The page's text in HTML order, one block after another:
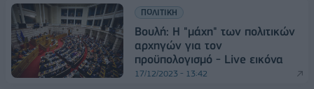
ΠΟΛΙΤΙΚΗ
Βουλή: Η "μάχη" των πολιτικών
αρχηγών για τον
προϋπολογισμό - Live εικόνα
17/12/2023 - 13:42